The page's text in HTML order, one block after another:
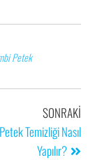
Petek
SONRAKI
Temizliği Nasıl
Yapılır?